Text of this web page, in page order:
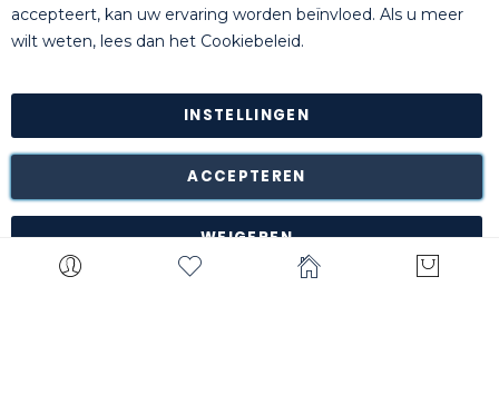
© Killgerm Group Ltd. All rights reserved |
Retour van goederen is mogelijk* binnen de 14 dagen na
ontvangstdatum in de originele onbeschadigde verpakking
naar ons magazijn te Turnhout (België).
*met uitzondering van bepaalde producten zoals
accepteert, kan uw ervaring worden beïnvloed. Als u meer
wilt weten, lees dan het Cookiebeleid.
ACCEPTEREN
INSTELLINGEN
WEIGEREN